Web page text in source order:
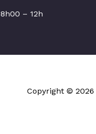
8h00 – 12h
Copyright © 2026